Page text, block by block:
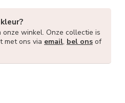
winkel. Onze collectie is
met ons via email, bel ons of